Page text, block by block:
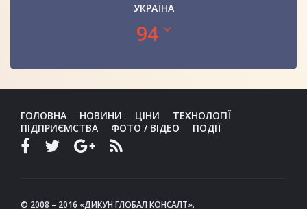
УКРАЇНА
94
ГОЛОВНА НОВИНИ ЦІНИ
ТЕХНОЛОГІЇ
ПІДПРИЄМСТВА
ФОТО / ВІДЕО ПОДІЇ
© 2008 – 2016 «ДИКУН ГЛОБАЛ КОНСАЛТ».